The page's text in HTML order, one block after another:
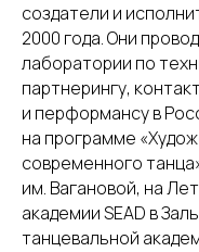
создатели и
2000 года. Они
лаборатории по
партнерингу,
и перформансу в
на программе
современного
им. Вагановой, на
академии SEAD в
танцевальной